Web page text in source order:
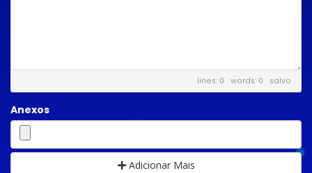
lines: 0 words: 0 salvo
Anexos
Adicionar Mais